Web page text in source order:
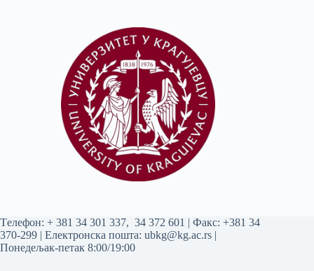
Tелефон: + 381 34 301 337, 34 372 601 | Факс: +381 34
370-299 | Електронска пошта: ubkg@kg.ac.rs |
Понедељак-петак 8:00/19:00